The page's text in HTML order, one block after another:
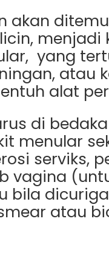
akan
menjadi
yang
atau
alat
di
menular
serviks,
vagina
bila
atau